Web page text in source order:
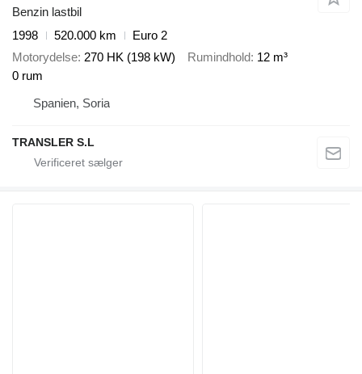
Benzin lastbil
1998
520.000 km
Euro 2
Motorydelse 270 HK (198 kW) Rumindhold 12 m³
0 rum
Spanien, Soria
TRANSLER S.L